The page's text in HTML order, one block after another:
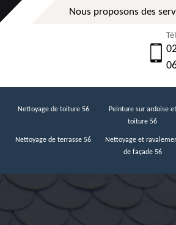
Nous proposons des
Nettoyage de toiture 56
Peinture sur ardoise et
toiture 56
Nettoyage de terrasse 56
Nettoyage et
de façade 56